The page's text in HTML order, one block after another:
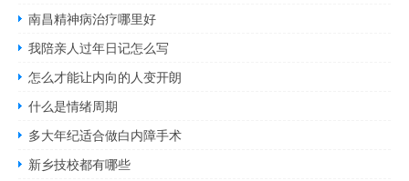
南昌精神病治疗哪里好
我陪亲人过年日记怎么写
怎么才能让内向的人变开朗
什么是情绪周期
多大年纪适合做白内障手术
新乡技校都有哪些